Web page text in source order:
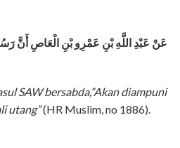
عَنْ عَبْدِ اللَّهِ بْنِ عَمْرِو بْنِ الْعَاصِ أَنَّ
SAW bersabda,”Akan diampuni
utang”(HR Muslim, no 1886).